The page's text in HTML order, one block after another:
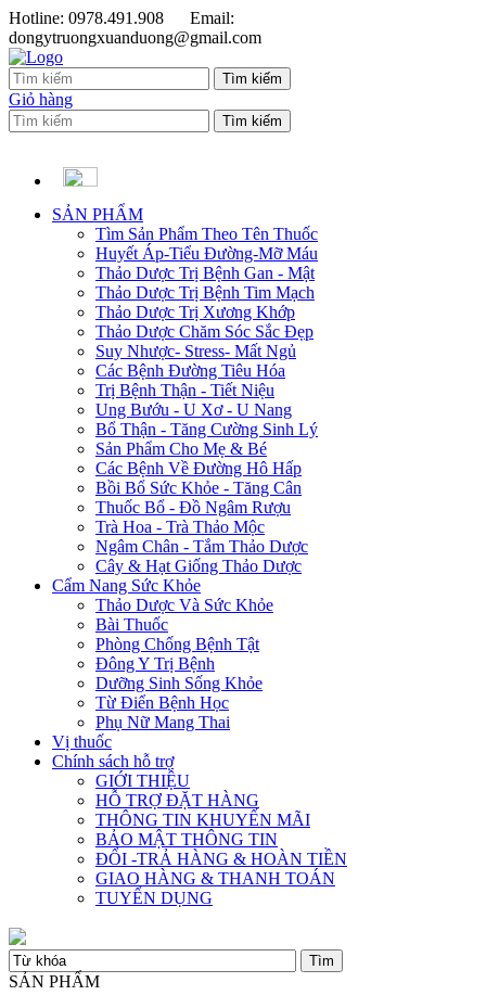
Hotline: 0978.491.908
Email:
dongytruongxuanduong@gmail.com
Giỏ hàng
SẢN PHẨM
Tìm Sản Phẩm Theo Tên Thuốc
Huyết Áp-Tiểu Đường-Mỡ Máu
Thảo Dược Trị Bệnh Gan - Mật
Thảo Dược Trị Bệnh Tim Mạch
Thảo Dược Trị Xương Khớp
Thảo Dược Chăm Sóc Sắc Đẹp
Suy Nhược- Stress- Mất Ngủ
Các Bệnh Đường Tiêu Hóa
Trị Bệnh Thận - Tiết Niệu
Ung Bướu - U Xơ - U Nang
Bổ Thận - Tăng Cường Sinh Lý
Sản Phẩm Cho Mẹ & Bé
Các Bệnh Về Đường Hô Hấp
Bồi Bổ Sức Khỏe - Tăng Cân
Thuốc Bổ - Đồ Ngâm Rượu
Trà Hoa - Trà Thảo Mộc
Ngâm Chân - Tắm Thảo Dược
Cây & Hạt Giống Thảo Dược
Cẩm Nang Sức Khỏe
Thảo Dược Và Sức Khỏe
Bài Thuốc
Phòng Chống Bệnh Tật
Đông Y Trị Bệnh
Dưỡng Sinh Sống Khỏe
Từ Điển Bệnh Học
Phụ Nữ Mang Thai
Vị thuốc
Chính sách hỗ trợ
GIỚI THIỆU
HỖ TRỢ ĐẶT HÀNG
THÔNG TIN KHUYẾN MÃI
BẢO MẬT THÔNG TIN
ĐỔI -TRẢ HÀNG & HOÀN TIỀN
GIAO HÀNG & THANH TOÁN
TUYỂN DỤNG
SẢN PHẨM